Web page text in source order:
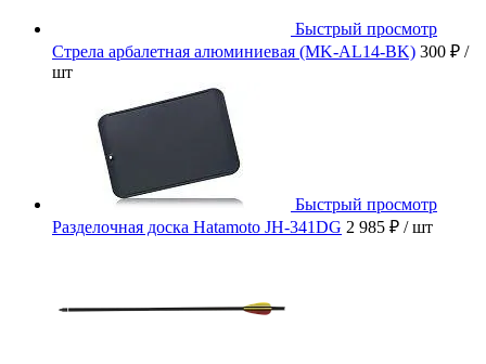
Быстрый просмотр
Стрела арбалетная алюминиевая (MK-AL14-BK) 300 ₽ /
шт
Быстрый просмотр
Разделочная доска Hatamoto JH-341DG 2 985 ₽ / шт